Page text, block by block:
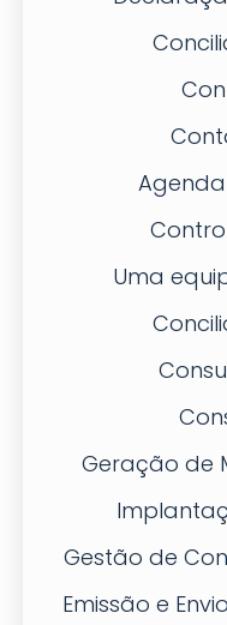
Uma
Geração de
Gestão de
Emissão e